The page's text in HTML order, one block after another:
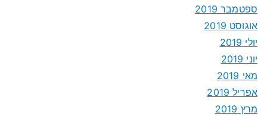
ספטמבר 2019
אוגוסט 2019
יולי 2019
יוני 2019
מאי 2019
אפריל 2019
מרץ 2019